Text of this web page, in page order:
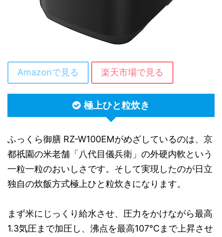
Amazonで見る 楽天市場で見る
極上ひと粒炊き
ふっくら御膳 RZ-W100EMがめざしているのは、京
都祇園の米老舗「八代目儀兵衛」の外硬内軟という
一粒一粒のおいしさです。そして実現したのが日立
独自の炊飯方式極上ひと粒炊きになります。
まず米にじっくり給水させ、圧力をかけながら最高
1.3気圧まで加圧し、沸点を最高107℃まで上昇させ